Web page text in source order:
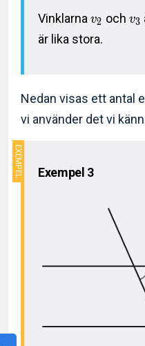
Vinklarna v2 och v3
är lika stora.
Nedan visas ett antal
vi använder det vi
Exempel 3